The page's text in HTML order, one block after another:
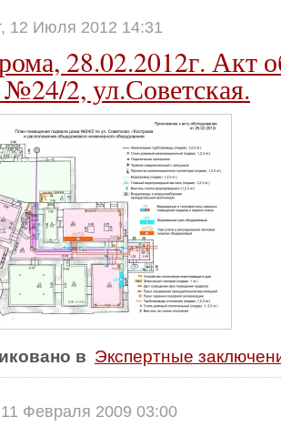
12 Июля 2012 14:31
28.02.2012г. Акт
2, ул.Советская.
в Экспертные
Февраля 2009 03:00